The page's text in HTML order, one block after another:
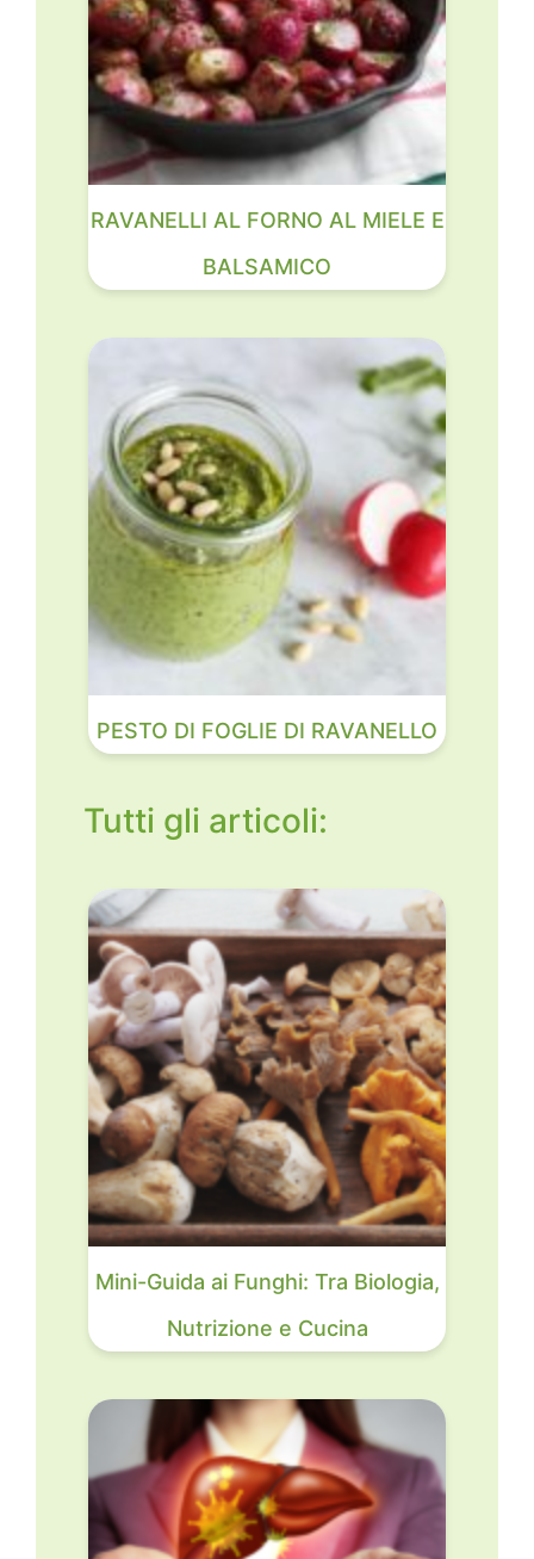
RAVANELLI AL FORNO AL MIELE E
BALSAMICO
PESTO DI FOGLIE DI RAVANELLO
Tutti gli articoli:
Mini-Guida ai Funghi: Tra Biologia,
Nutrizione e Cucina